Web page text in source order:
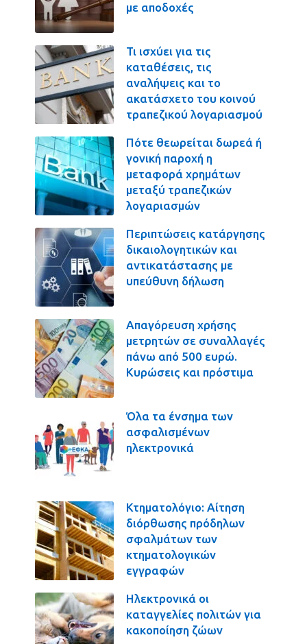
με αποδοχές
Τι ισχύει για τις
καταθέσεις, τις
αναλήψεις και το
ακατάσχετο του κοινού
τραπεζικού λογαριασμού
Πότε θεωρείται δωρεά ή
γονική παροχή η
μεταφορά χρημάτων
μεταξύ τραπεζικών
λογαριασμών
Περιπτώσεις κατάργησης
δικαιολογητικών και
αντικατάστασης με
υπεύθυνη δήλωση
Απαγόρευση χρήσης
μετρητών σε συναλλαγές
πάνω από 500 ευρώ.
Κυρώσεις και πρόστιμα
Όλα τα ένσημα των
ασφαλισμένων
ηλεκτρονικά
Κτηματολόγιο: Αίτηση
διόρθωσης πρόδηλων
σφαλμάτων των
κτηματολογικών
εγγραφών
Ηλεκτρονικά οι
καταγγελίες πολιτών για
κακοποίηση ζώων